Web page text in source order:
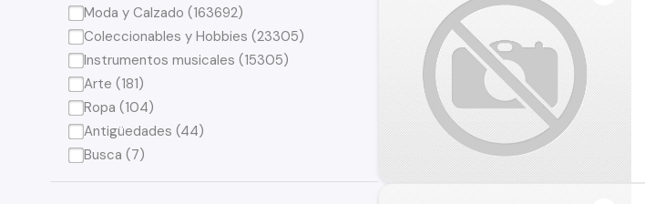
Moda y Calzado (163692)
Coleccionables y Hobbies (23305)
Instrumentos musicales (15305)
Arte (181)
Ropa (104)
Antigüedades (44)
Busca (7)